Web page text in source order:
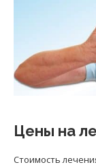
Цены на
Стоимость